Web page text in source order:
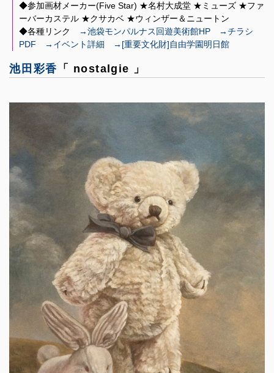
◆参加画材メーカー(Five Star) ★名村大成堂 ★ミューズ ★ファ
ーバーカステル ★クサカベ ★ウィンザー＆ニュートン
◆各種リンク
→池袋モンパルナス回遊美術館HP →チラシ
PDF →イベント詳細 →[重要文化財]自由学園明日館
池田彩香 「 nostalgie 」